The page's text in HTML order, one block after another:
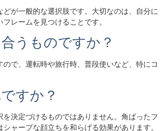
が一般的な選択肢です。大切なのは、自分に
レームを見つけることです。
うものですか？
で、運転時や旅行時、普段使いなど、特にコ
すか？
決定づけるものではありません。角ばったフ
ャープな顔立ちを和らげる効果があります。